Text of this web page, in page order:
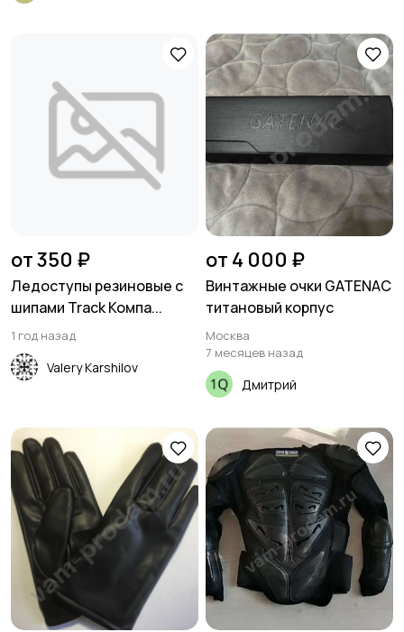
от 350 ₽
Ледоступы резиновые с
шипами Track Компа...
1 год назад
Valery Karshilov
от 4 000 ₽
Винтажные очки GATENAC
титановый корпус
Москва
7 месяцев назад
Дмитрий